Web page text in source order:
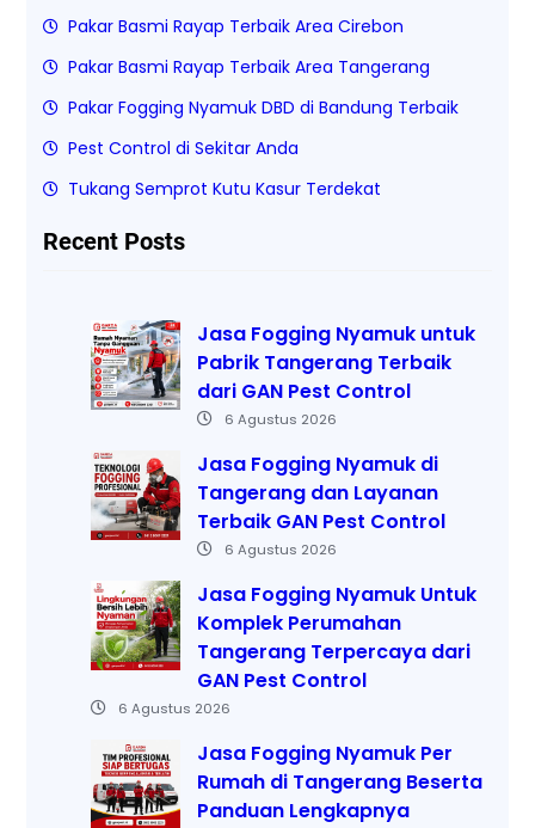
Pakar Basmi Rayap Terbaik Area Cirebon
Pakar Basmi Rayap Terbaik Area Tangerang
Pakar Fogging Nyamuk DBD di Bandung Terbaik
Pest Control di Sekitar Anda
Tukang Semprot Kutu Kasur Terdekat
Recent Posts
Jasa Fogging Nyamuk untuk
Pabrik Tangerang Terbaik
dari GAN Pest Control
6 Agustus 2026
Jasa Fogging Nyamuk di
Tangerang dan Layanan
Terbaik GAN Pest Control
6 Agustus 2026
Jasa Fogging Nyamuk Untuk
Komplek Perumahan
Tangerang Terpercaya dari
GAN Pest Control
6 Agustus 2026
Jasa Fogging Nyamuk Per
Rumah di Tangerang Beserta
Panduan Lengkapnya